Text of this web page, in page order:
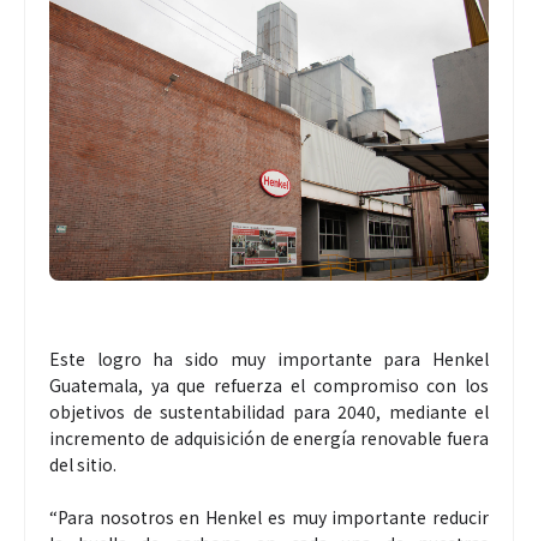
Este logro ha sido muy importante para Henkel
Guatemala, ya que refuerza el compromiso con los
objetivos de sustentabilidad para 2040, mediante el
incremento de adquisición de energía renovable fuera
del sitio.
“Para nosotros en Henkel es muy importante reducir